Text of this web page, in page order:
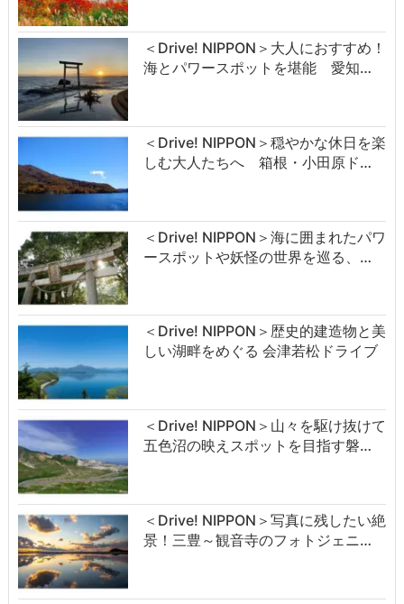
＜Drive! NIPPON＞大人におすすめ！
海とパワースポットを堪能 愛知…
＜Drive! NIPPON＞穏やかな休日を楽
しむ大人たちへ 箱根・小田原ド…
＜Drive! NIPPON＞海に囲まれたパワ
ースポットや妖怪の世界を巡る、…
＜Drive! NIPPON＞歴史的建造物と美
しい湖畔をめぐる 会津若松ドライブ
＜Drive! NIPPON＞山々を駆け抜けて
五色沼の映えスポットを目指す磐…
＜Drive! NIPPON＞写真に残したい絶
景！三豊～観音寺のフォトジェニ…